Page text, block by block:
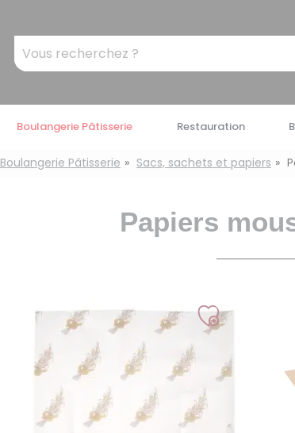
Mots
clés
Boulangerie Pâtisserie Restauration
Boulangerie Pâtisserie Sacs, sachets et papiers
Papiers